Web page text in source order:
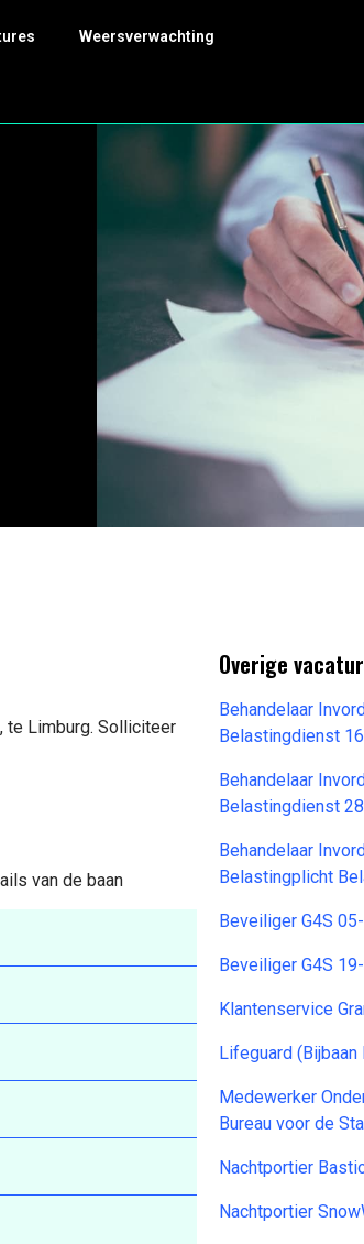
Weersverwachting
te Limburg. Solliciteer
van de baan
Overige
Behandelaar
Belastingdienst
Behandelaar
Belastingdienst
Behandelaar
Belastingplicht
Beveiliger G4S
Beveiliger G4S
Klantenservice
Lifeguard
Medewerker
Bureau voor de
Nachtportier
Nachtportier